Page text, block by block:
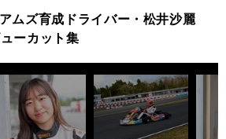
ムズ育成ドライバー・松井沙麗
ーカット集